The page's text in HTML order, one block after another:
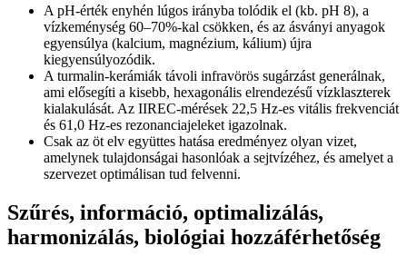
A pH-érték enyhén lúgos irányba tolódik el (kb. pH 8), a
vízkeménység 60–70%-kal csökken, és az ásványi anyagok
egyensúlya (kalcium, magnézium, kálium) újra
kiegyensúlyozódik.
A turmalin-kerámiák távoli infravörös sugárzást generálnak,
ami elősegíti a kisebb, hexagonális elrendezésű vízklaszterek
kialakulását. Az IIREC-mérések 22,5 Hz-es vitális frekvenciát
és 61,0 Hz-es rezonanciajeleket igazolnak.
Csak az öt elv együttes hatása eredményez olyan vizet,
amelynek tulajdonságai hasonlóak a sejtvízéhez, és amelyet a
szervezet optimálisan tud felvenni.
Szűrés, információ, optimalizálás,
harmonizálás, biológiai hozzáférhetőség